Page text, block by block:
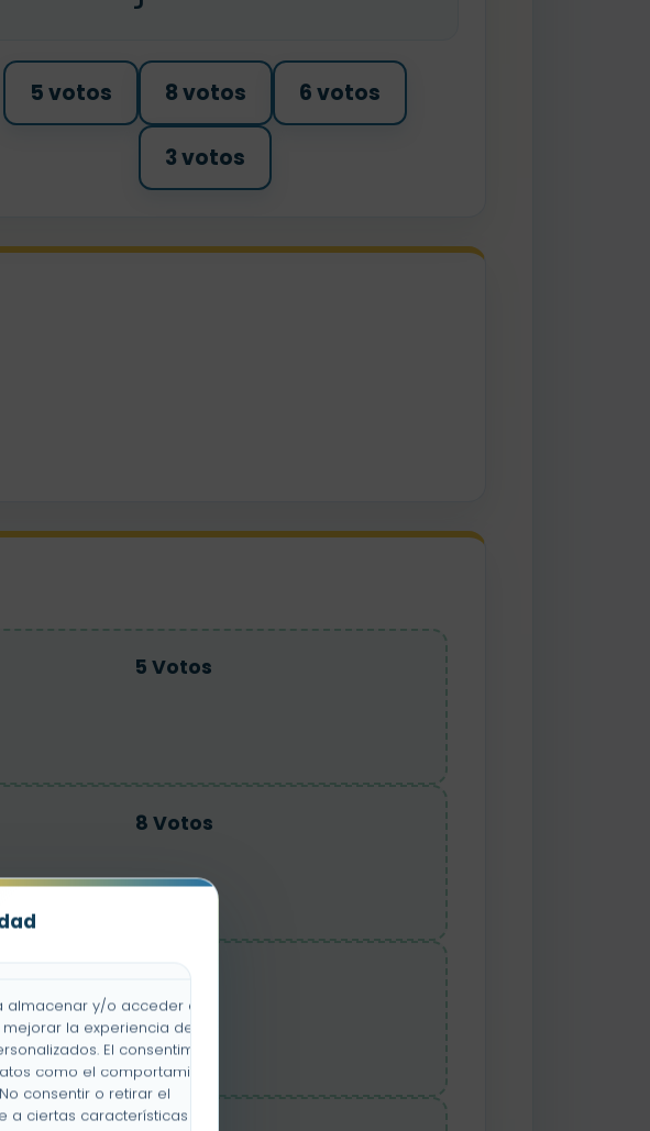
y/o acceder a la
la experiencia de
El consentimiento
como el comportamiento
consentir o retirar el
ciertas características y
5 votos 8 votos 6 votos
3 votos
5 Votos
8 Votos
3 Votos